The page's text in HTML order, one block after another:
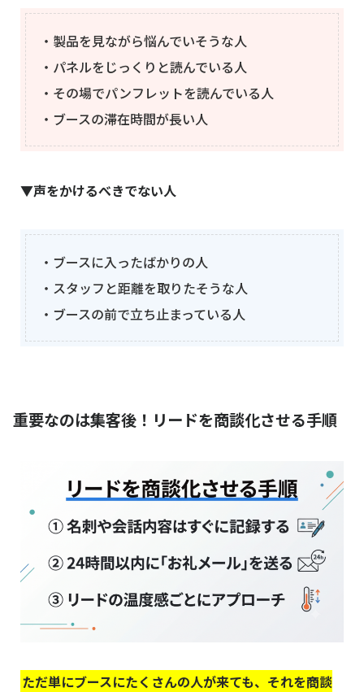
・製品を見ながら悩んでいそうな人
・パネルをじっくりと読んでいる人
・その場でパンフレットを読んでいる人
・ブースの滞在時間が長い人
▼声をかけるべきでない人
・ブースに入ったばかりの人
・スタッフと距離を取りたそうな人
・ブースの前で立ち止まっている人
重要なのは集客後！リードを商談化させる手順
ただ単にブースにたくさんの人が来ても、それを商談